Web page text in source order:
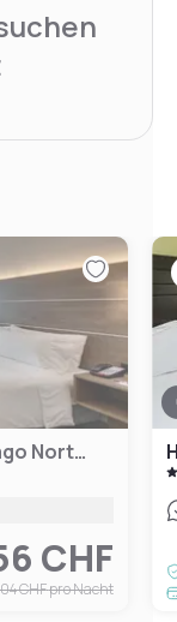
Holiday Inn Express & Suites Chicago North-Waukegan-Gurnee
CHF
CHFpro Nacht